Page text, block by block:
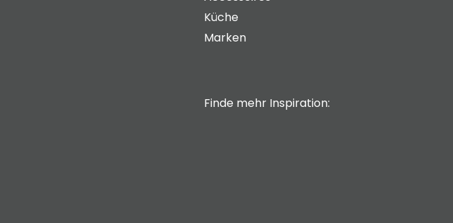
Küche
Marken
Finde mehr Inspiration: